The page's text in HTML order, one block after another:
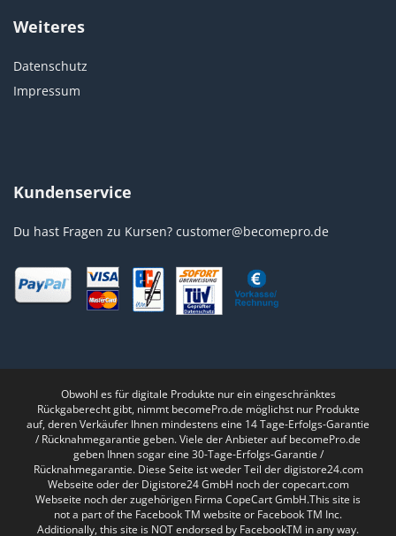
Weiteres
Datenschutz
Impressum
Kundenservice
Du hast Fragen zu Kursen? customer@becomepro.de
Obwohl es für digitale Produkte nur ein eingeschränktes
Rückgaberecht gibt, nimmt becomePro.de möglichst nur Produkte
auf, deren Verkäufer Ihnen mindestens eine 14 Tage-Erfolgs-Garantie
/ Rücknahmegarantie geben. Viele der Anbieter auf becomePro.de
geben Ihnen sogar eine 30-Tage-Erfolgs-Garantie /
Rücknahmegarantie. Diese Seite ist weder Teil der digistore24.com
Webseite oder der Digistore24 GmbH noch der copecart.com
Webseite noch der zugehörigen Firma CopeCart GmbH.This site is
not a part of the Facebook TM website or Facebook TM Inc.
Additionally, this site is NOT endorsed by FacebookTM in any way.